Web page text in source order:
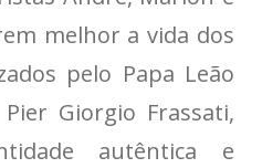
melhor a vida dos
pelo Papa Leão
Giorgio Frassati,
autêntica e